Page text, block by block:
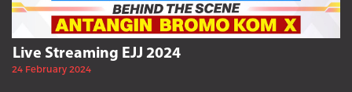
Live Streaming EJJ 2024
24 February 2024